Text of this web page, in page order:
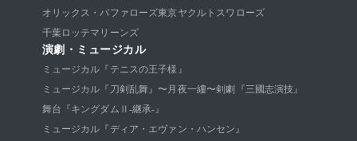
オリックス・バファローズ東京ヤクルトスワローズ
千葉ロッテマリーンズ
演劇・ミュージカル
ミュージカル『テニスの王子様』
ミュージカル『刀剣乱舞』〜月夜一縷〜剣劇『三國志演技』
舞台『キングダムⅡ-継承-』
ミュージカル『ディア・エヴァン・ハンセン』